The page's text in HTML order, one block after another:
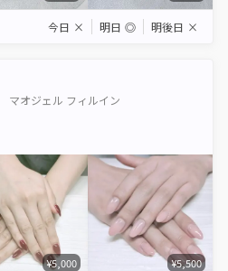
今日 × 明日 ◎ 明後日 ×
マオジェル フィルイン
¥5,000 ¥5,500